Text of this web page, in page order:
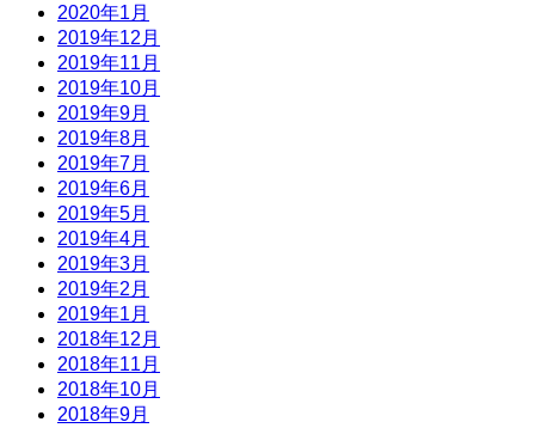
2020年1月
2019年12月
2019年11月
2019年10月
2019年9月
2019年8月
2019年7月
2019年6月
2019年5月
2019年4月
2019年3月
2019年2月
2019年1月
2018年12月
2018年11月
2018年10月
2018年9月